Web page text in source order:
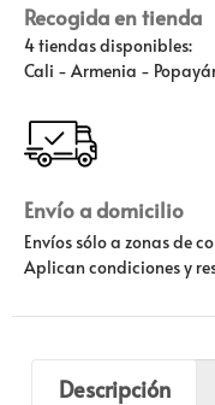
Recogida en tienda
4 tiendas disponibles:
Cali - Armenia -
Envío a domicilio
Envíos sólo a zonas de
Aplican condiciones y
Descripción